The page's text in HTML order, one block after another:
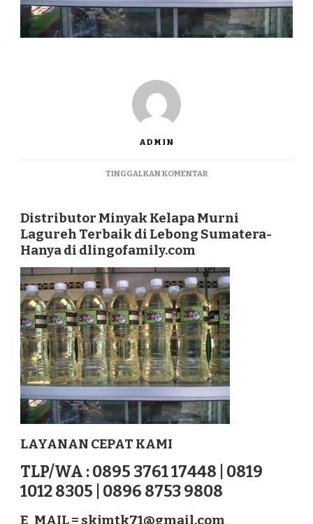
ADMIN
TINGGALKAN KOMENTARPADA
KELAPA
LAGUREH
DI
LEBONG
SUMATERA
Distributor Minyak Kelapa Murni
Lagureh Terbaik di Lebong Sumatera-
Hanya di dlingofamily.com
LAYANAN CEPAT KAMI
TLP/WA : 0895 3761 17448 | 0819
1012 8305 | 0896 8753 9808
E_MAIL = skjmtk71@gmail.com